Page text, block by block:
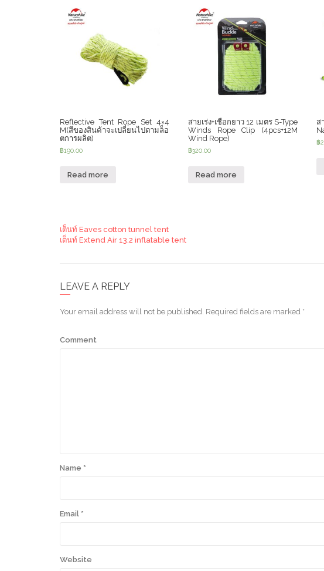
Reflective Tent Rope Set 4×4
M(สีของสินค้าจะเปลี่ยนไปตามล็อ
ตการผลิต)
฿190.00
Read more
สายเร่ง+เชือกยาว 12 เมตร S-Type
Winds Rope Clip (4pcs+12M
Wind Rope)
฿320.00
Read more
ส
฿
เต็นท์ Eaves cotton tunnel tent
เต็นท์ Extend Air 13.2 inflatable tent
LEAVE A REPLY
Your email address will not be published. Required fields are marked *
Comment
Name *
Email *
Website